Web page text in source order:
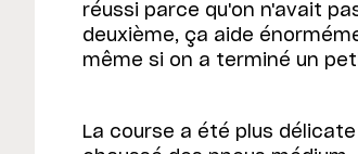
réussi parce qu'on n'avait
deuxième, ça aide
même si on a terminé un
La course a été plus